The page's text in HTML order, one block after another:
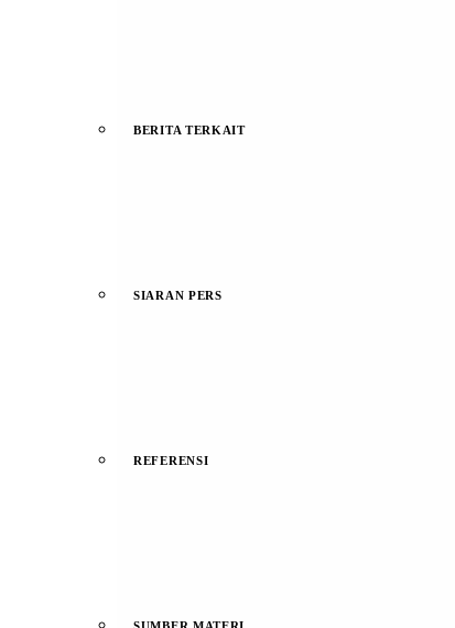
BERITA TERKAIT
SIARAN PERS
REFERENSI